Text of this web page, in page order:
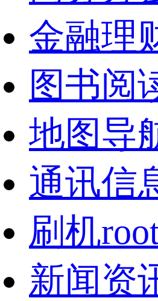
金融理
图书阅
地图导
通讯信
刷机
新闻资